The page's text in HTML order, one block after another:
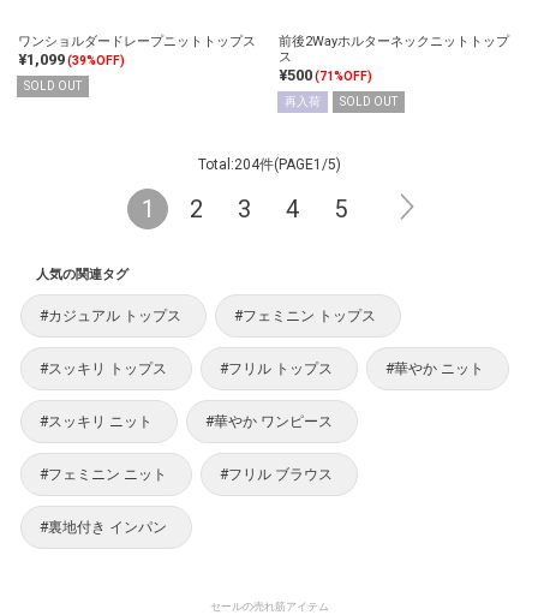
ワンショルダードレープニットトップス
¥1,099(39%OFF)
SOLD OUT
前後2Wayホルターネックニットトップ
ス
¥500(71%OFF)
再入荷
SOLD OUT
Total:204件(PAGE1/5)
1 2 3 4 5
人気の関連タグ
#カジュアル トップス #フェミニン トップス
#スッキリ トップス #フリル トップス #華やか ニット
#スッキリ ニット #華やか ワンピース
#フェミニン ニット #フリル ブラウス
#裏地付き インパン
セールの売れ筋アイテム